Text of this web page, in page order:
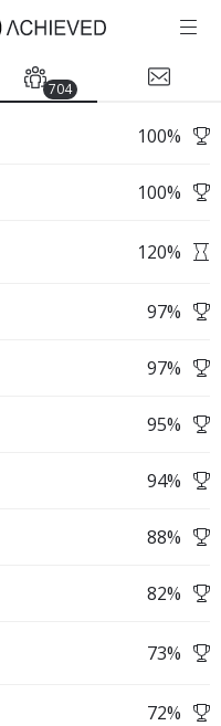
704
100%
100%
120%
97%
97%
95%
94%
88%
82%
73%
72%